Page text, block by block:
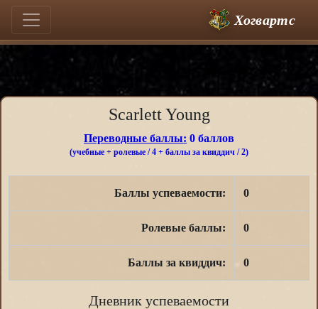
Хогвартс
Scarlett Young
Переводные баллы: 0 баллов
(учебные + ролевые / 4 + баллы за квиддич / 2)
Баллы успеваемости: 0
Ролевые баллы: 0
Баллы за квиддич: 0
Дневник успеваемости